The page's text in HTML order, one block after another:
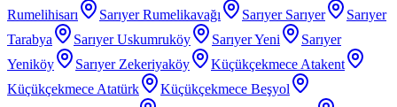
Rumelihisarı
Sarıyer Rumelikavağı Sarıyer Sarıyer
Sarıyer
Tarabya
Sarıyer Uskumruköy Sarıyer Yeni
Sarıyer
Yeniköy
Sarıyer Zekeriyaköy
Küçükçekmece Atakent
Küçükçekmece Atatürk
Küçükçekmece Beşyol